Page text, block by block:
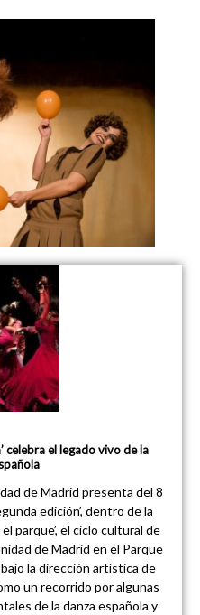
celebra el legado vivo de la
de Madrid presenta del 8
edición’, dentro de la
parque’, el ciclo cultural de
de Madrid en el Parque
la dirección artística de
un recorrido por algunas
de la danza española y